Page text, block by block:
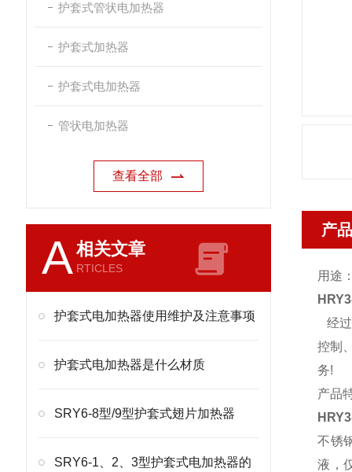
护套式管状电加热器
护套式加热器
护套式电加热器
管状电加热器
查看全部
A相关文章
RTICLES
护套式电加热器使用维护及注意事项
护套式电加热器是什么材质
SRY6-8型/9型护套式翅片加热器
SRY6-1、2、3型护套式电加热器的
产
用途
经
控制
务!
产品
不锈
液，